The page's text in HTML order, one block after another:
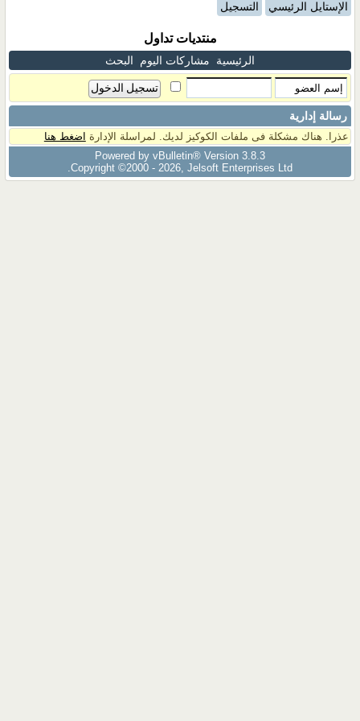
الإستايل الرئيسي التسجيل
منتديات تداول
الرئيسية مشاركات اليوم البحث
رسالة إدارية
عذرا. هناك مشكلة فى ملفات الكوكيز لديك. لمراسلة الإدارة اضغط هنا
Powered by vBulletin® Version 3.8.3
Copyright ©2000 - 2026, Jelsoft Enterprises Ltd.